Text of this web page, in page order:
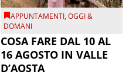
APPUNTAMENTI,OGGI &
DOMANI
COSA FARE DAL 10 AL
16 AGOSTO IN VALLE
D’AOSTA